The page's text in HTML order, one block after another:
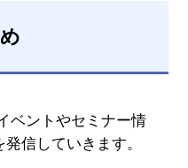
ベントやセミナー情
信していきます。